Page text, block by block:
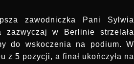
zawodniczka Pani Sylwia
w Berlinie strzelała
do wskoczenia na podium. W
z 5 pozycji, a finał ukończyła na